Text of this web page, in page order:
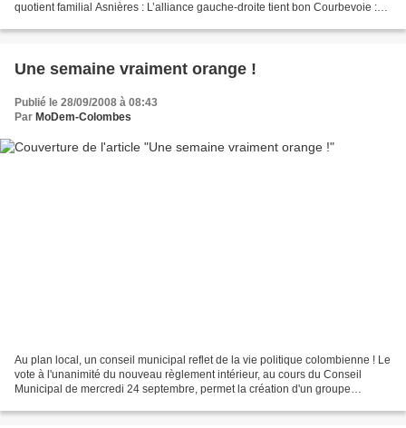
quotient familial Asnières : L’alliance gauche-droite tient bon Courbevoie :
Une semaine vraiment orange !
Publié le 28/09/2008 à 08:43
Par MoDem-Colombes
Au plan local, un conseil municipal reflet de la vie politique colombienne ! Le
vote à l'unanimité du nouveau règlement intérieur, au cours du Conseil
Municipal de mercredi 24 septembre, permet la création d'un groupe